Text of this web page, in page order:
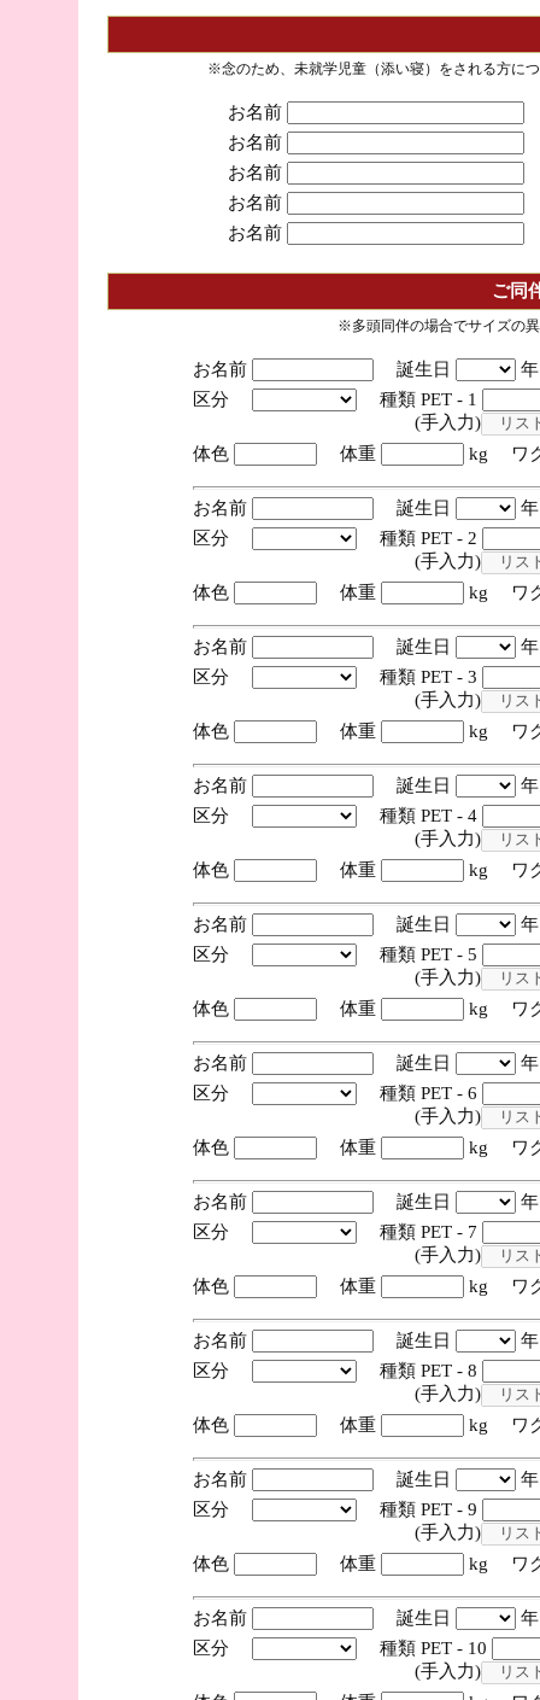
※念のため、未就学児童（添い寝）をされる方に
お名前
お名前
お名前
お名前
お名前
ご同
※多頭同伴の場合でサイズの
お名前 誕生日
区分
種類 PET - 1
(手入力)
体色
体重 kg ワ
お名前 誕生日
区分
種類 PET - 2
(手入力)
体色
体重 kg ワ
お名前 誕生日
区分
種類 PET - 3
(手入力)
体色
体重 kg ワ
お名前 誕生日
区分
種類 PET - 4
(手入力)
体色
体重 kg ワ
お名前 誕生日
区分
種類 PET - 5
(手入力)
体色
体重 kg ワ
お名前 誕生日
区分
種類 PET - 6
(手入力)
体色
体重 kg ワ
お名前 誕生日
区分
種類 PET - 7
(手入力)
体色
体重 kg ワ
お名前 誕生日
区分
種類 PET - 8
(手入力)
体色
体重 kg ワ
お名前 誕生日
区分
種類 PET - 9
(手入力)
体色
体重 kg ワ
お名前 誕生日
区分
種類 PET - 10
(手入力)